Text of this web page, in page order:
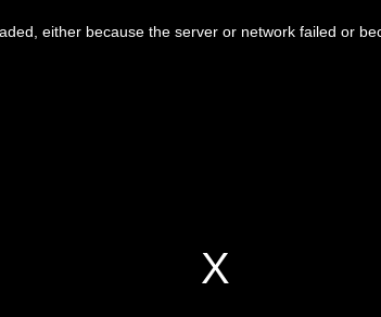
either because the server or network failed or